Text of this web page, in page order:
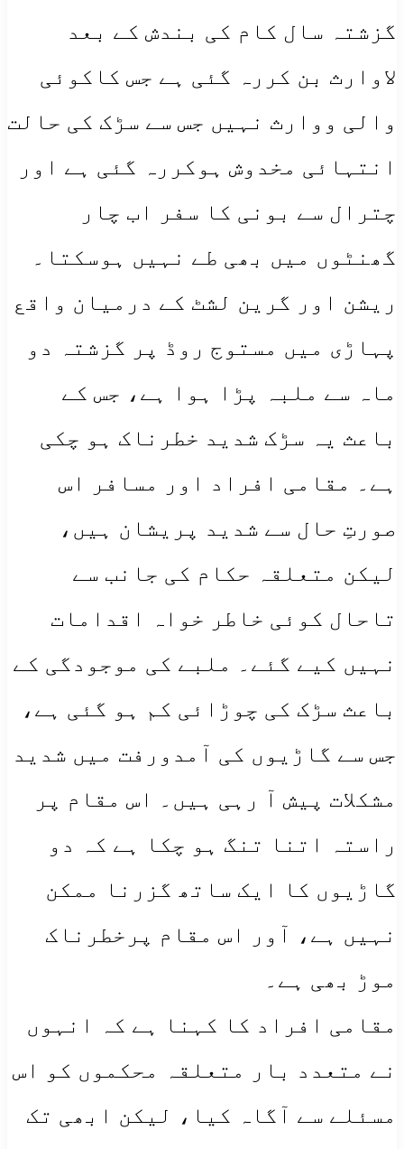
گزشتہ سال کام کی بندش کے بعد
لاوارث بن کررہ گئی ہے جس کاکوئی
والی ووارث نہیں جس سے سڑک کی حالت
انتہائی مخدوش ہوکررہ گئی ہے اور
چترال سے بونی کا سفر اب چار
گھنٹوں میں بھی طے نہیں ہوسکتا۔
ریشن اور گرین لشٹ کے درمیان واقع
پہاڑی میں مستوج روڈ پر گزشتہ دو
ماہ سے ملبہ پڑا ہوا ہے، جس کے
باعث یہ سڑک شدید خطرناک ہو چکی
ہے۔ مقامی افراد اور مسافر اس
صورتِ حال سے شدید پریشان ہیں،
لیکن متعلقہ حکام کی جانب سے
تاحال کوئی خاطر خواہ اقدامات
نہیں کیے گئے۔ ملبے کی موجودگی کے
باعث سڑک کی چوڑائی کم ہو گئی ہے،
جس سے گاڑیوں کی آمدورفت میں شدید
مشکلات پیش آ رہی ہیں۔ اس مقام پر
راستہ اتنا تنگ ہو چکا ہے کہ دو
گاڑیوں کا ایک ساتھ گزرنا ممکن
نہیں ہے، آور اس مقام پرخطرناک
موڑ بھی ہے۔
مقامی افراد کا کہنا ہے کہ انہوں
نے متعدد بار متعلقہ محکموں کو اس
مسئلے سے آگاہ کیا، لیکن ابھی تک